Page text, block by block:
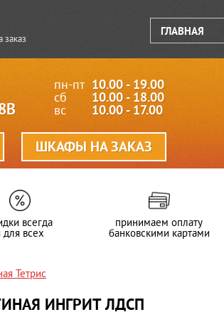
заказ
ГЛАВНАЯ
пн-пт 10.00 - 19.00
сб 10.00 - 18.00
вс 10.00 - 17.00
ШКАФЫ НА ЗАКАЗ
всегда
для всех
принимаем оплату
банковскими картами
Тетрис
ИНГРИТ ЛДСП